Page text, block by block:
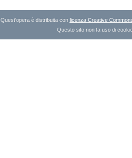
Quest'opera è distribuita con licenza Creative
Questo sito non fa uso di